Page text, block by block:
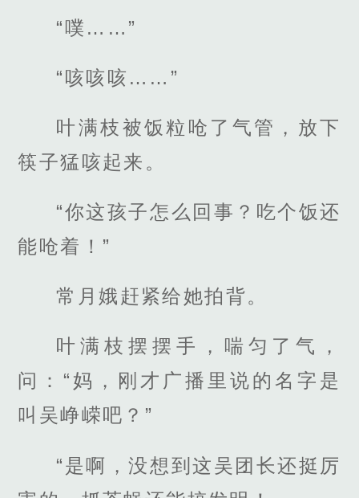
“噗……”
“咳咳咳……”
叶满枝被饭粒呛了气管，放下
筷子猛咳起来。
“你这孩子怎么回事？吃个饭还
能呛着！”
常月娥赶紧给她拍背。
叶满枝摆摆手，喘匀了气，
问：“妈，刚才广播里说的名字是
叫吴峥嵘吧？”
“是啊，没想到这吴团长还挺厉